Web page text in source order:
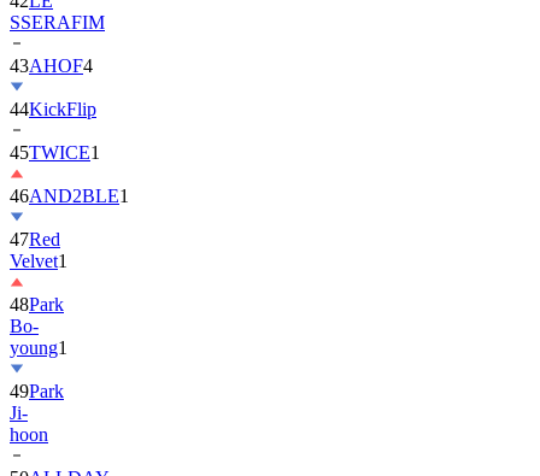
43AHOF4
44KickFlip
45TWICE1
46AND2BLE
47Red
Velvet
48Park
Bo-
young1
49Park
Ji-
hoon
50ALLDAY
PROJECT